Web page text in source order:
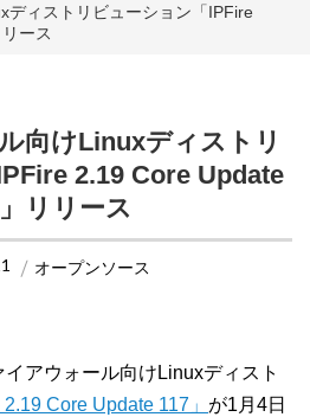
ディストリビューション「IPFire
ース
向けLinuxディストリ
2.19 Core Update
リリース
オープンソース
アウォール向けLinuxディスト
2.19 Core Update 117」 が1月4日